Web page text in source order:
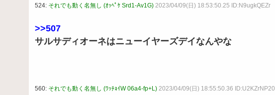
524: それでも動く名無し (ｵｯﾍﾟｹ Srd1-Av1G) 2023/04/09(日) 18:53:50.25 ID:N9ugkQEZr
>>507
サルサディオーネはニューイヤーズデイなんやな
560: それでも動く名無し (ﾜｯﾁｮｲW 06a4-fp+L) 2023/04/09(日) 18:55:50.36 ID:U2KZrNP20